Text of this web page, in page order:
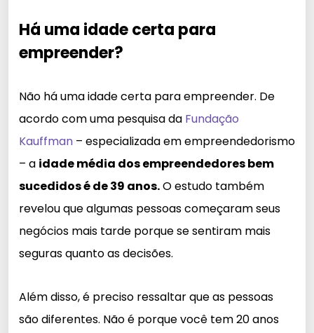
Há uma idade certa para
empreender?
Não há uma idade certa para empreender. De
acordo com uma pesquisa da Fundação
Kauffman – especializada em empreendedorismo
– a idade média dos empreendedores bem
sucedidos é de 39 anos.O estudo também
revelou que algumas pessoas começaram seus
negócios mais tarde porque se sentiram mais
seguras quanto as decisões.
Além disso, é preciso ressaltar que as pessoas
são diferentes. Não é porque você tem 20 anos